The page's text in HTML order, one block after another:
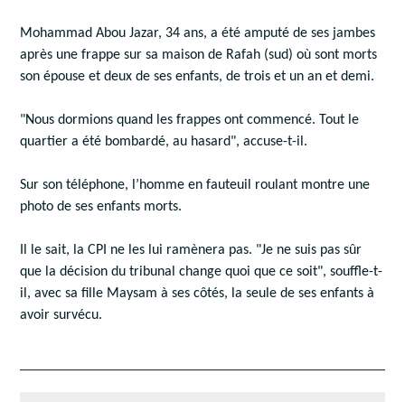
Mohammad Abou Jazar, 34 ans, a été amputé de ses jambes
après une frappe sur sa maison de Rafah (sud) où sont morts
son épouse et deux de ses enfants, de trois et un an et demi.
"Nous dormions quand les frappes ont commencé. Tout le
quartier a été bombardé, au hasard", accuse-t-il.
Sur son téléphone, l’homme en fauteuil roulant montre une
photo de ses enfants morts.
Il le sait, la CPI ne les lui ramènera pas. "Je ne suis pas sûr
que la décision du tribunal change quoi que ce soit", souffle-t-
il, avec sa fille Maysam à ses côtés, la seule de ses enfants à
avoir survécu.